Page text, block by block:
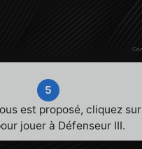
5
est proposé, cliquez sur
jouer à Défenseur III.